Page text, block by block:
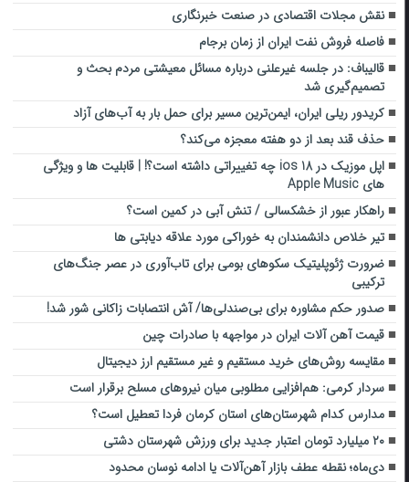
نقش مجلات اقتصادی در صنعت خبرنگاری
فاصله فروش نفت ایران از زمان برجام
قالیباف: در جلسه غیرعلنی درباره مسائل معیشتی مردم بحث و
تصمیم‌گیری شد
کریدور ریلی ایران، ایمن‌ترین مسیر برای حمل بار به آب‌های آزاد
حذف قند بعد از دو هفته معجزه می‌کند؟
اپل موزیک در ios 18 چه تغییراتی داشته است؟! | قابلیت ها و ویژگی
های Apple Music
راهکار عبور از خشکسالی / تنش آبی در کمین است؟
تیر خلاص دانشمندان به خوراکی مورد علاقه دیابتی ها
ضرورت ژئوپلیتیک سکوهای بومی برای تاب‌آوری در عصر جنگ‌های
ترکیبی
صدور حکم مشاوره برای بی‌صندلی‌ها/ آش انتصابات زاکانی شور شد!
قیمت آهن آلات ایران در مواجهه با صادرات چین
مقایسه روش‌های خرید مستقیم و غیر مستقیم ارز دیجیتال
سردار کرمی: هم‌افزایی مطلوبی میان نیروهای مسلح برقرار است
مدارس کدام شهرستان‌های استان کرمان فردا تعطیل است؟
۲۰ میلیارد تومان اعتبار جدید برای ورزش شهرستان دشتی
دی‌ماه؛ نقطه عطف بازار آهن‌آلات یا ادامه نوسان محدود